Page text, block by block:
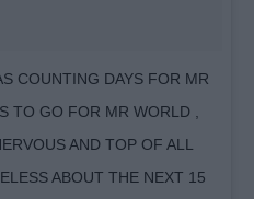
COUNTING DAYS FOR MR
TO GO FOR MR WORLD ,
AND TOP OF ALL
ABOUT THE NEXT 15